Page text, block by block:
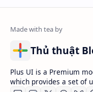
Thủ thuật
Plus UI is a Premium
which provides a set of